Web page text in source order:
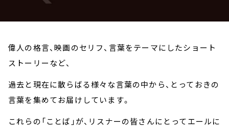
偉人の格言、映画のセリフ、言葉をテーマにしたショート
ストーリーなど、
過去と現在に散らばる様々な言葉の中から、とっておきの
言葉を集めてお届けしています。
これらの「ことば」が、リスナーの皆さんにとってエールに